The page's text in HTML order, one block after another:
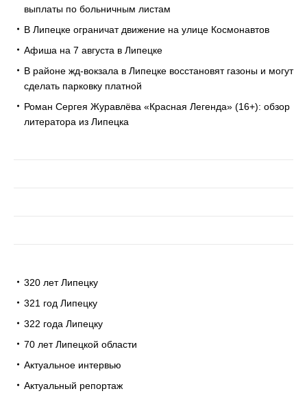
выплаты по больничным листам
В Липецке ограничат движение на улице Космонавтов
Афиша на 7 августа в Липецке
В районе жд-вокзала в Липецке восстановят газоны и могут
сделать парковку платной
Роман Сергея Журавлёва «Красная Легенда» (16+): обзор
литератора из Липецка
320 лет Липецку
321 год Липецку
322 года Липецку
70 лет Липецкой области
Актуальное интервью
Актуальный репортаж